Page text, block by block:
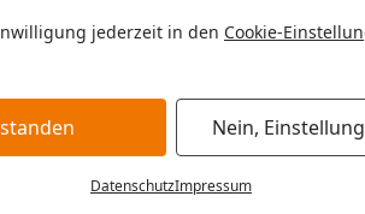
jederzeit in den Cookie-
Nein,
DatenschutzImpressum